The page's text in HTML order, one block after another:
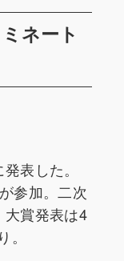
ネート
表した。
参加。二次
大賞発表は4